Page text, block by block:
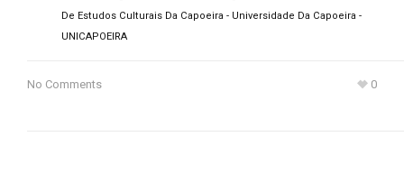
De Estudos Culturais Da Capoeira - Universidade Da Capoeira -
UNICAPOEIRA
No Comments 0